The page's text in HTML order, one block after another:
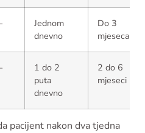
Jednom
dnevno
Do 3
mjeseca
1 do 2
puta
dnevno
2 do 6
mjeseci
pacijent nakon dva tjedna